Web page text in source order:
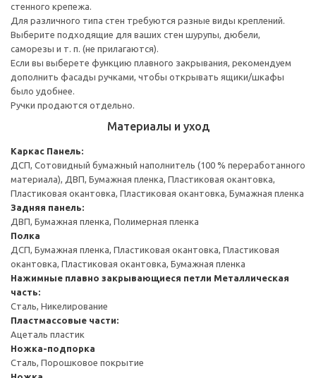
стенного крепежа.
Для различного типа стен требуются разные виды креплений.
Выберите подходящие для ваших стен шурупы, дюбели,
саморезы и т. п. (не прилагаются).
Если вы выберете функцию плавного закрывания, рекомендуем
дополнить фасады ручками, чтобы открывать ящики/шкафы
было удобнее.
Ручки продаются отдельно.
Материалы и уход
Каркас Панель:
ДСП, Сотовидный бумажный наполнитель (100 % переработанного
материала), ДВП, Бумажная пленка, Пластиковая окантовка,
Пластиковая окантовка, Пластиковая окантовка, Бумажная пленка
Задняя панель:
ДВП, Бумажная пленка, Полимерная пленка
Полка
ДСП, Бумажная пленка, Пластиковая окантовка, Пластиковая
окантовка, Пластиковая окантовка, Бумажная пленка
Нажимные плавно закрывающиеся петли Металлическая
часть:
Сталь, Никелирование
Пластмассовые части:
Ацеталь пластик
Ножка-подпорка
Сталь, Порошковое покрытие